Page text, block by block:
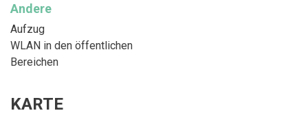
Andere
Aufzug
WLAN in den öffentlichen
Bereichen
KARTE